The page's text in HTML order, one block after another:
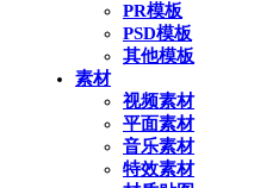
PR模板
PSD模板
其他模板
素材
视频素材
平面素材
音乐素材
特效素材